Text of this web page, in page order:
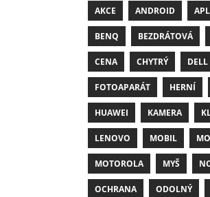
AKCE ANDROID
BENQ BEZDRÁTOVÁ
CENA CHYTRÝ DELL
FOTOAPARÁT HERNÍ
HUAWEI KAMERA
LENOVO MOBIL
MOTOROLA MYŠ
OCHRANA ODOLNÝ